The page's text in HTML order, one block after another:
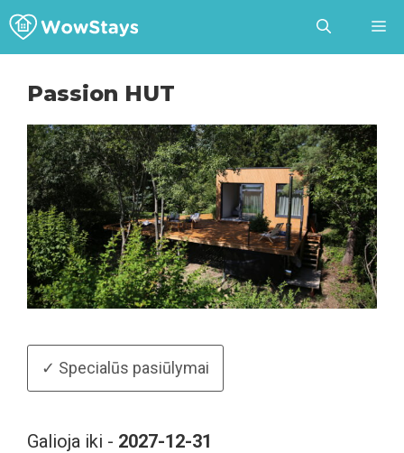
Pereiti
prie
turinio
Passion HUT
✓ Specialūs pasiūlymai
Galioja iki - 2027-12-31